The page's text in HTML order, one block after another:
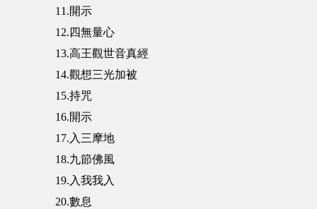
11.開示
12.四無量心
13.高王觀世音真經
14.觀想三光加被
15.持咒
16.開示
17.入三摩地
18.九節佛風
19.入我我入
20.數息